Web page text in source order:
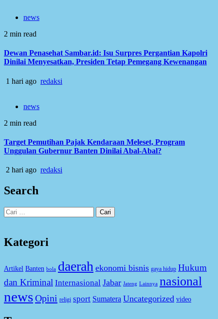
news
2 min read
Dewan Penasehat Sambar.id: Isu Surpres Pergantian Kapolri
Dinilai Menyesatkan, Presiden Tetap Pemegang Kewenangan
1 hari ago redaksi
news
2 min read
Target Pemutihan Pajak Kendaraan Meleset, Program
Unggulan Gubernur Banten Dinilai Abal-Abal?
2 hari ago redaksi
Search
Cari
untuk:
Kategori
Artikel Banten bola daerah ekonomi bisnis gaya hidup Hukum
dan Kriminal Internasional Jabar Jateng Lainnya nasional
newsOpini religi sport Sumatera Uncategorized video